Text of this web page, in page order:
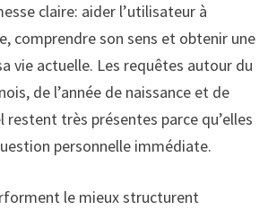
claire: aider l’utilisateur à
comprendre son sens et obtenir une
vie actuelle. Les requêtes autour du
de l’année de naissance et de
restent très présentes parce qu’elles
personnelle immédiate.
le mieux structurent